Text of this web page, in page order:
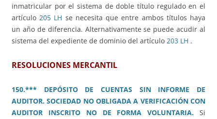
inmatricular por el sistema de doble título regulado en el
artículo205 LH se necesita que entre ambos títulos haya
un año de diferencia. Alternativamente se puede acudir al
sistema del expediente de dominio del artículo 203 LH .
RESOLUCIONES MERCANTIL
150.*** DEPÓSITO DE CUENTAS SIN INFORME DE
AUDITOR. SOCIEDAD NO OBLIGADA A VERIFICACIÓN CON
AUDITOR INSCRITO NO DE FORMA VOLUNTARIA. Si